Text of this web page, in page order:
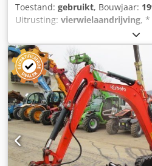
Toestand: gebruikt, Bouwjaar:
Uitrusting: vierwielaandrijving, *
gemeentelijk eigendom *
Minigraafmachine * Fabrikant:
Vermogen: 40 kW / 1896 cc *
slechts 8260 uur Dsdpfx Astttu
Afmetingen: 4900 mm lang, 1210
hoog * Vierwielbesturing *
Verwarming * Hydraulische
sloophamerbedrijf * Verlenging
Stempelverlenging * enzovoort *
garantie * Tussentijdse verkoop
verwijzen naar onze algemene